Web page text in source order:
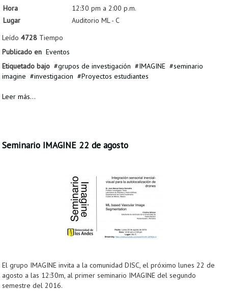
Hora
12:30 pm a 2:00 p.m.
Lugar
Auditorio ML - C
Leído 4728 Tiempo
Publicado en Eventos
Etiquetado bajo
grupos de investigación IMAGINE
seminario
imagine
investigacion Proyectos estudiantes
Leer más...
Seminario IMAGINE 22 de agosto
El grupo IMAGINE invita a la comunidad DISC, el próximo lunes 22 de
agosto a las 12:30m, al primer seminario IMAGINE del segundo
semestre del 2016.